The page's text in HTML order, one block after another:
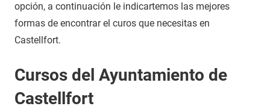
opción, a continuación le indicartemos las mejores
formas de encontrar el curos que necesitas en
Castellfort.
Cursos del Ayuntamiento de
Castellfort